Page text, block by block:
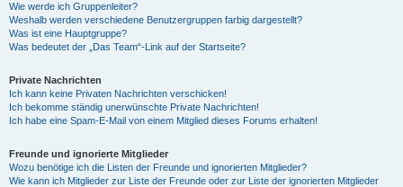
Wie werde ich Gruppenleiter?
Weshalb werden verschiedene Benutzergruppen farbig dargestellt?
Was ist eine Hauptgruppe?
Was bedeutet der „Das Team“-Link auf der Startseite?
Private Nachrichten
Ich kann keine Privaten Nachrichten verschicken!
Ich bekomme ständig unerwünschte Private Nachrichten!
Ich habe eine Spam-E-Mail von einem Mitglied dieses Forums erhalten!
Freunde und ignorierte Mitglieder
Wozu benötige ich die Listen der Freunde und ignorierten Mitglieder?
Wie kann ich Mitglieder zur Liste der Freunde oder zur Liste der ignorierten Mitglieder